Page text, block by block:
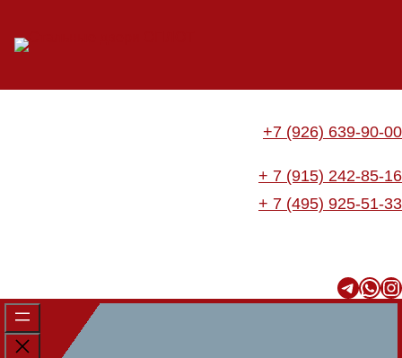
+7 (926) 639-90-00
+ 7 (915) 242-85-16
+ 7 (495) 925-51-33
TelegramWhatsApp Instagram